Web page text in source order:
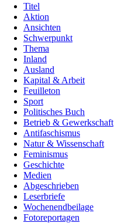
Titel
Aktion
Ansichten
Schwerpunkt
Thema
Inland
Ausland
Kapital & Arbeit
Feuilleton
Sport
Politisches Buch
Betrieb & Gewerkschaft
Antifaschismus
Natur & Wissenschaft
Feminismus
Geschichte
Medien
Abgeschrieben
Leserbriefe
Wochenendbeilage
Fotoreportagen